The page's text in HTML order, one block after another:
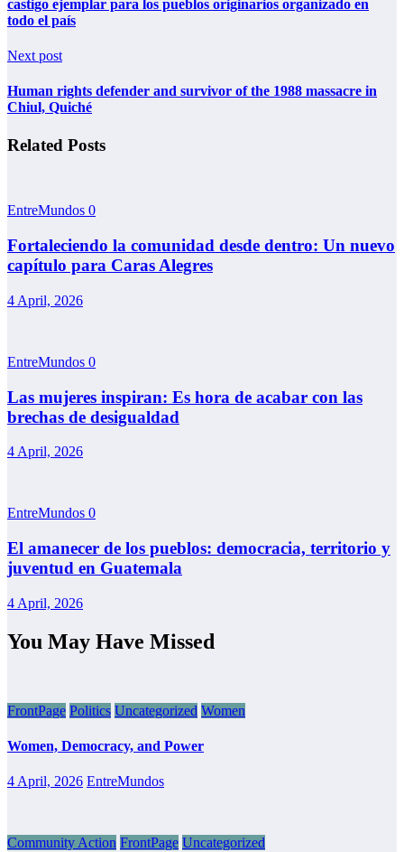
castigo ejemplar para los pueblos originarios organizado en
todo el país
Next post
Human rights defender and survivor of the 1988 massacre in
Chiul, Quiché
Related Posts
EntreMundos 0
Fortaleciendo la comunidad desde dentro: Un nuevo
capítulo para Caras Alegres
4 April, 2026
EntreMundos 0
Las mujeres inspiran: Es hora de acabar con las
brechas de desigualdad
4 April, 2026
EntreMundos 0
El amanecer de los pueblos: democracia, territorio y
juventud en Guatemala
4 April, 2026
You May Have Missed
FrontPage Politics Uncategorized Women
Women, Democracy, and Power
4 April, 2026 EntreMundos
Community Action FrontPage Uncategorized